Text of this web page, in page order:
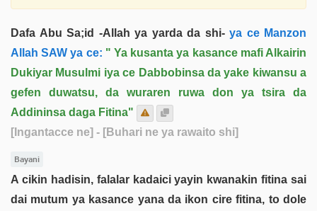
Dafa Abu Sa;id -Allah ya yarda da shi-ya ce Manzon
Allah SAW ya ce: " Ya kusanta ya kasance mafi Alkairin
Dukiyar Musulmi iya ce Dabbobinsa da yake kiwansu a
gefen duwatsu, da wuraren ruwa don ya tsira da
Addininsa daga Fitina"
[Ingantacce ne] - [Buhari ne ya rawaito shi]
Bayani
A cikin hadisin, falalar kadaici yayin kwanakin fitina sai
dai mutum ya kasance yana da ikon cire fitina, to dole